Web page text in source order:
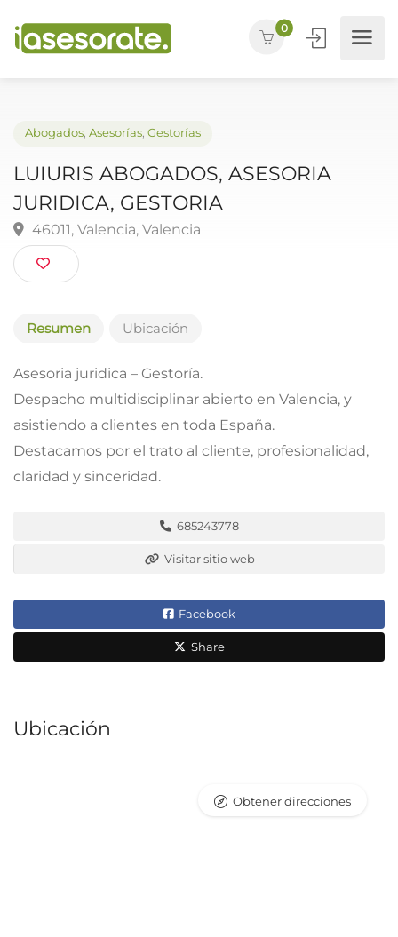
0
LUIURIS ABOGADOS, ASESORIA
JURIDICA, GESTORIA
46011, Valencia, Valencia
Resumen Ubicación
Asesoria juridica – Gestoría.
Despacho multidisciplinar abierto en Valencia, y
asistiendo a clientes en toda España.
Destacamos por el trato al cliente, profesionalidad,
claridad y sinceridad.
685243778
Visitar sitio web
Facebook
Share
Ubicación
Obtener direcciones